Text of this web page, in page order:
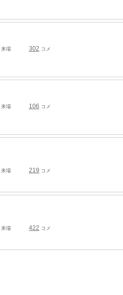
来場 302 コメ
来場 106 コメ
来場 219 コメ
来場 422 コメ